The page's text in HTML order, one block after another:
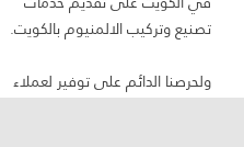
تصنيع وتركيب الالمنيوم بالكويت.
ولحرصنا الدائم على توفير لعملاء
شركة مسك الدار ما يحتاجون من